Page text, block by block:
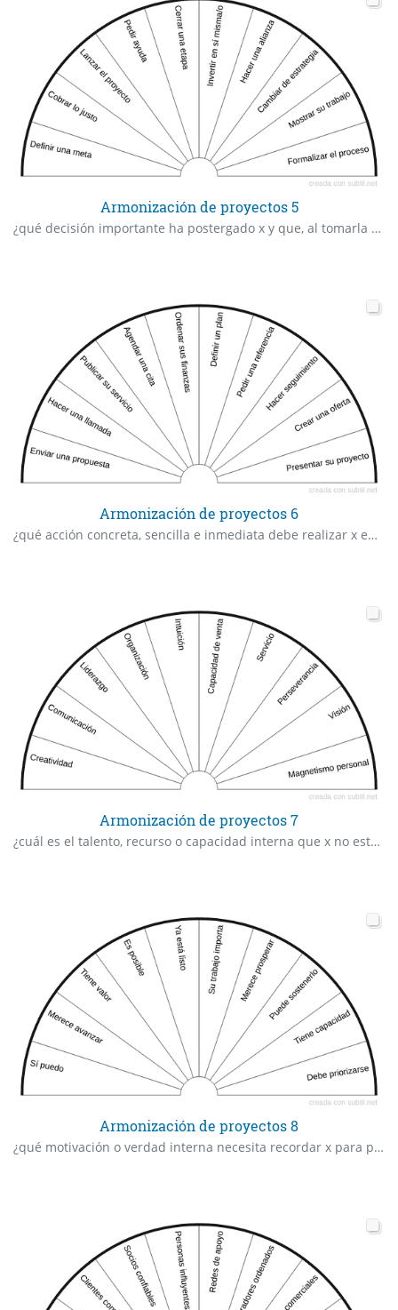
Armonización de proyectos 5
¿qué decisión importante ha postergado x y que, al tomarla ahora, abriría caminos?
Armonización de proyectos 6
¿qué acción concreta, sencilla e inmediata debe realizar x en los próximos 7 días?
Armonización de proyectos 7
¿cuál es el talento, recurso o capacidad interna que x no está aprovechando plenamente?
Armonización de proyectos 8
¿qué motivación o verdad interna necesita recordar x para pasar a la acción con fuerza?